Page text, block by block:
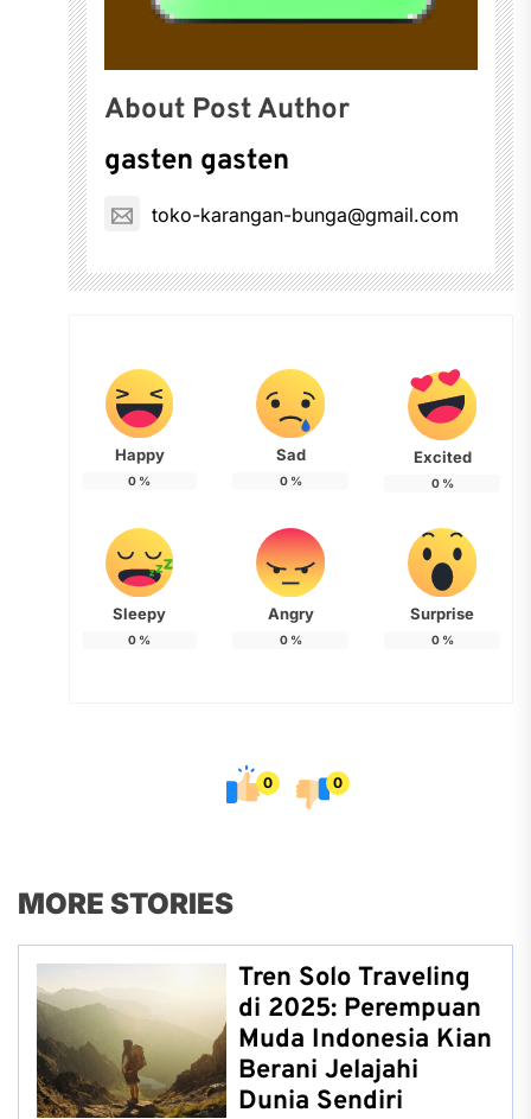
About Post Author
gasten gasten
toko-karangan-bunga@gmail.com
Happy
0 %
Sad
0%
Excited
0%
Sleepy
0 %
Angry
0%
Surprise
0%
0 0
MORE STORIES
Tren Solo Traveling
di 2025: Perempuan
Muda Indonesia Kian
Berani Jelajahi
Dunia Sendiri